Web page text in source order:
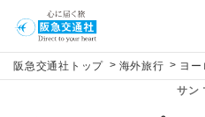
阪急交通社トップ > 海外旅行 > ヨー
サン